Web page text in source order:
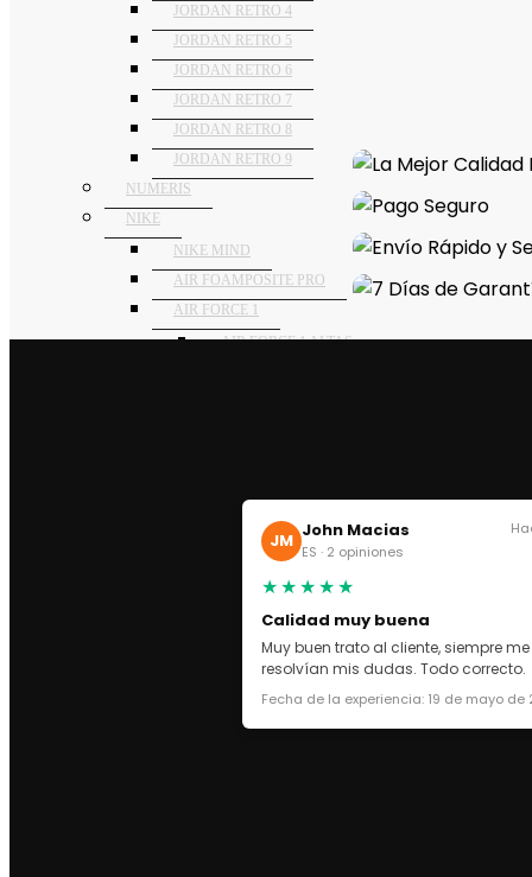
JORDAN RETRO 4
JORDAN RETRO 5
JORDAN RETRO 6
JORDAN RETRO 7
JORDAN RETRO 8
JORDAN RETRO 9
NUMERIS
NIKE
NIKE MIND
AIR FOAMPOSITE PRO
AIR FORCE 1
AIR FORCE 1 ALTAS
AIR MAX PLUS TN
AIR MAX PLUS TN 1
AIR MAX PLUS TN 3
AIR MAX TERRASCAPE PLUS
JM John Macias
ES · 2 opiniones
★★★★★
Calidad muy buena
Muy buen trato al cliente, siempre me
resolvían mis dudas. Todo correcto.
Fecha de la experiencia: 19 de mayo de